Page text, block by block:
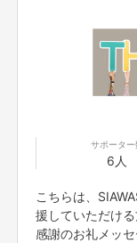
サポータ
6人
こちらは、
援していただける
感謝のお礼メッ